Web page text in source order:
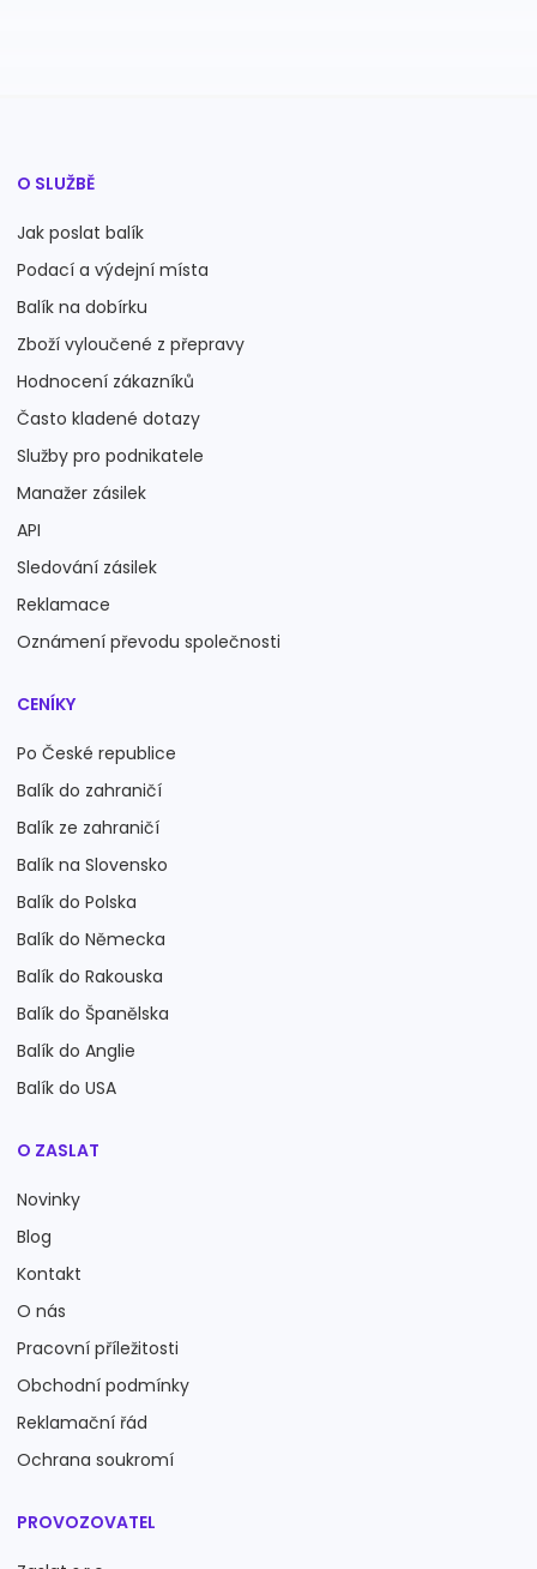
O SLUŽBĚ
Jak poslat balík
Podací a výdejní místa
Balík na dobírku
Zboží vyloučené z přepravy
Hodnocení zákazníků
Často kladené dotazy
Služby pro podnikatele
Manažer zásilek
API
Sledování zásilek
Reklamace
Oznámení převodu společnosti
CENÍKY
Po České republice
Balík do zahraničí
Balík ze zahraničí
Balík na Slovensko
Balík do Polska
Balík do Německa
Balík do Rakouska
Balík do Španělska
Balík do Anglie
Balík do USA
O ZASLAT
Novinky
Blog
Kontakt
O nás
Pracovní příležitosti
Obchodní podmínky
Reklamační řád
Ochrana soukromí
PROVOZOVATEL